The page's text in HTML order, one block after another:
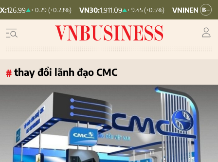
+ 0.29 (+0.23%) VN30:1,911.09 + 9.45 (+0.5%) VNINDEX:1,768.06
# thay đổi lãnh đạo CMC